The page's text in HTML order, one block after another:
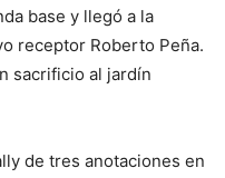
base y llegó a la
receptor Roberto Peña.
sacrificio al jardín
de tres anotaciones en